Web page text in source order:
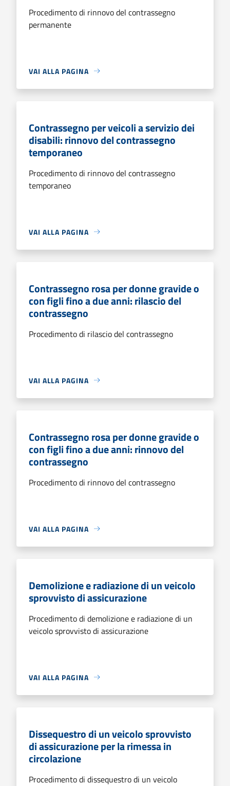
Procedimento di rinnovo del contrassegno
permanente
VAI ALLA PAGINA
Contrassegno per veicoli a servizio dei
disabili: rinnovo del contrassegno
temporaneo
Procedimento di rinnovo del contrassegno
temporaneo
VAI ALLA PAGINA
Contrassegno rosa per donne gravide o
con figli fino a due anni: rilascio del
contrassegno
Procedimento di rilascio del contrassegno
VAI ALLA PAGINA
Contrassegno rosa per donne gravide o
con figli fino a due anni: rinnovo del
contrassegno
Procedimento di rinnovo del contrassegno
VAI ALLA PAGINA
Demolizione e radiazione di un veicolo
sprovvisto di assicurazione
Procedimento di demolizione e radiazione di un
veicolo sprovvisto di assicurazione
VAI ALLA PAGINA
Dissequestro di un veicolo sprovvisto
di assicurazione per la rimessa in
circolazione
Procedimento di dissequestro di un veicolo